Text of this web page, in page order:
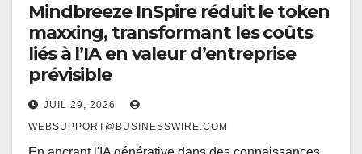
Mindbreeze InSpire réduit le token
maxxing, transformant les coûts
liés à l’IA en valeur d’entreprise
prévisible
JUIL 29, 2026
WEBSUPPORT@BUSINESSWIRE.COM